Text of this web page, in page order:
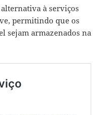
à serviços
permitindo que os
sejam armazenados na